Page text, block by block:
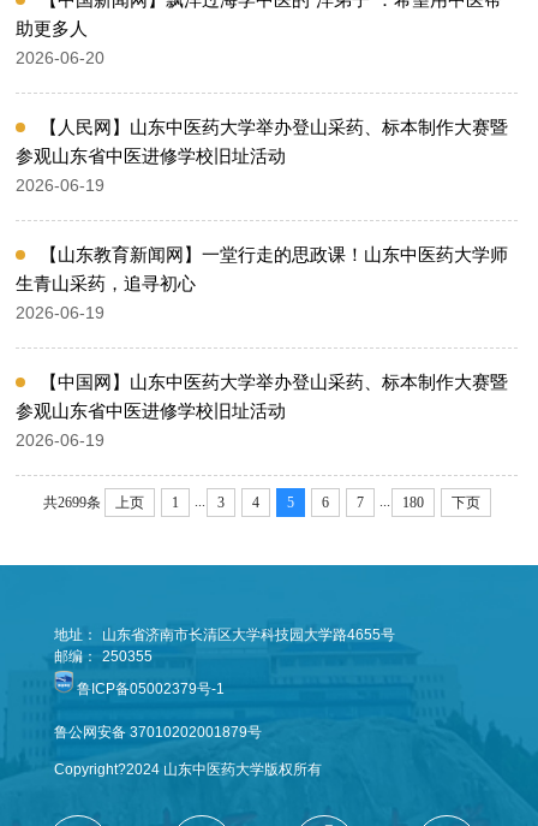
助更多人
2026-06-20
【人民网】山东中医药大学举办登山采药、标本制作大赛暨
参观山东省中医进修学校旧址活动
2026-06-19
【山东教育新闻网】一堂行走的思政课！山东中医药大学师
生青山采药，追寻初心
2026-06-19
【中国网】山东中医药大学举办登山采药、标本制作大赛暨
参观山东省中医进修学校旧址活动
2026-06-19
共2699条 上页 1 3 4 5 6 7 180 下页
地址：
山东省济南市长清区大学科技园大学路4655号
邮编：
250355
鲁ICP备05002379号-1
鲁公网安备 37010202001879号
Copyright?2024 山东中医药大学版权所有